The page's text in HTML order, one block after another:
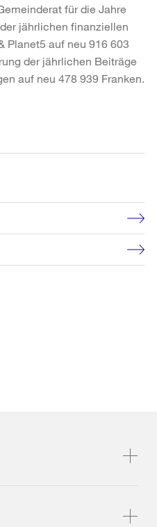
für die Jahre
jährlichen finanziellen
Planet5 auf neu 916 603
der jährlichen Beiträge
auf neu 478 939 Franken.